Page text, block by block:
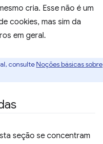
cria. Esse não é um
cookies, mas sim da
em geral.
consulteNoções básicas sobre
seção se concentram